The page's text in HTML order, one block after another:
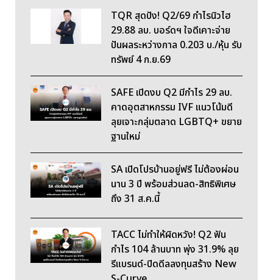
TQR สุดปัง! Q2/69 กำไรนิวไฮ
29.88 ลบ. บอร์ดฯ ใจดีเคาะจ่าย
ปันผลระหว่างกาล 0.203 บ./หุ้น รับ
ทรัพย์ 4 ก.ย.69
SAFE เปิดงบ Q2 มีกำไร 29 ลบ.
คาดอุตสาหกรรม IVF แนวโน้มดี
ลุยเจาะกลุ่มตลาด LGBTQ+ ขยาย
ฐานใหม่
SA เปิดโปรบ้านอยู่ฟรี ไม่ต้องผ่อน
นาน 3 ปี พร้อมส่วนลด-สิทธิพิเศษ
ถึง 31 ส.ค.นี้
TACC ไม่ทำให้ผิดหวัง! Q2 ฟัน
กำไร 104 ล้านบาท พุ่ง 31.9% ลุย
รีแบรนด์-ปิดดีลลงทุนสร้าง New